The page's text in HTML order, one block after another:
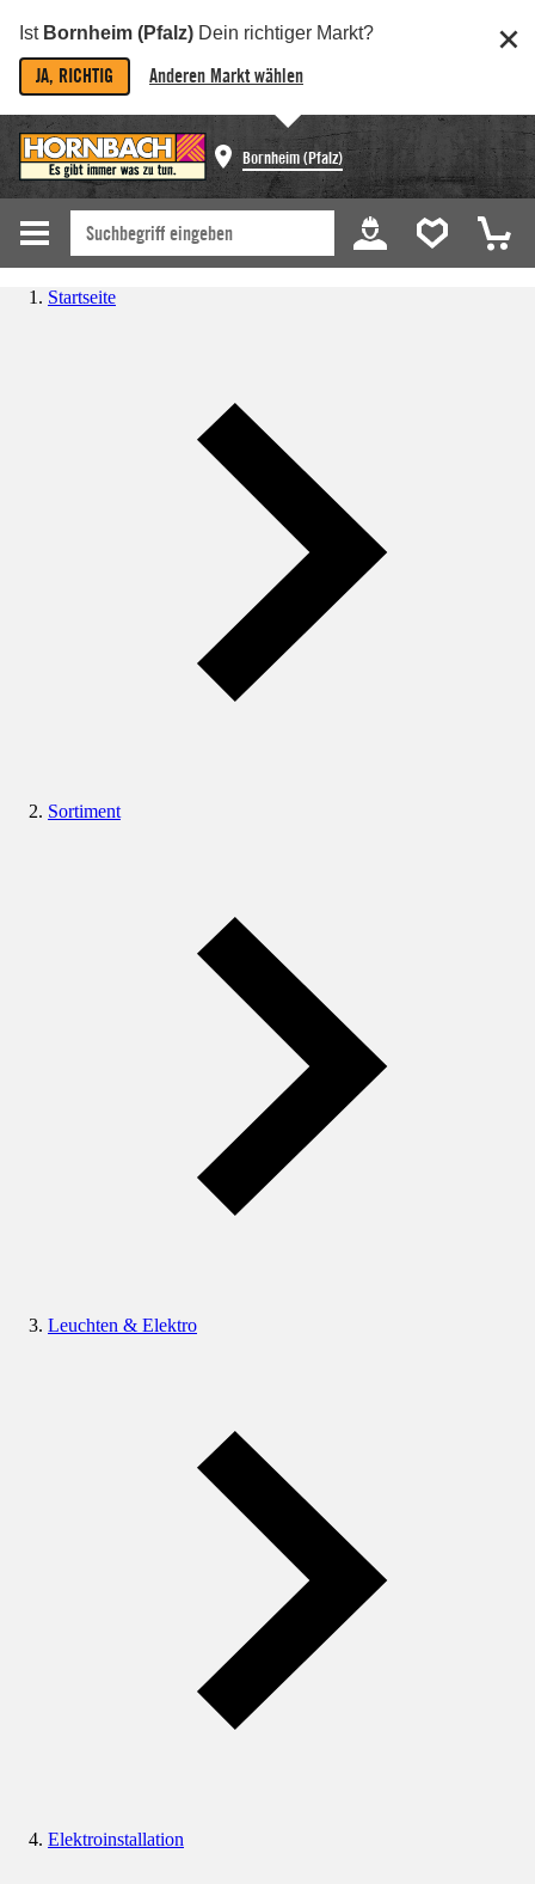
Ist Bornheim (Pfalz) Dein richtiger Markt?
JA, RICHTIG Anderen Markt wählen
Bornheim (Pfalz)
Startseite
Sortiment
Leuchten & Elektro
Elektroinstallation